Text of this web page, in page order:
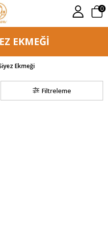
0
EKMEĞI
Ekmeği
Filtreleme